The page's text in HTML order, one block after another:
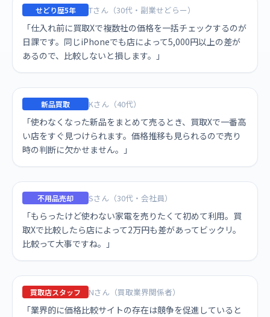
せどり歴5年 Tさん（30代・副業せどらー）
「仕入れ前に買取Xで複数社の価格を一括チェックするのが
日課です。同じiPhoneでも店によって5,000円以上の差が
あるので、比較しないと損します。」
新品買取 Kさん（40代）
「使わなくなった新品をまとめて売るとき、買取Xで一番高
い店をすぐ見つけられます。価格推移も見られるので売り
時の判断に欠かせません。」
不用品売却 Sさん（30代・会社員）
「もらったけど使わない家電を売りたくて初めて利用。買
取Xで比較したら店によって2万円も差があってビックリ。
比較って大事ですね。」
買取店スタッフ Nさん（買取業界関係者）
「業界的に価格比較サイトの存在は競争を促進していると